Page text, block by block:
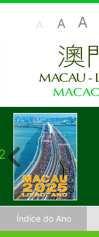
A A A
Índice do Ano